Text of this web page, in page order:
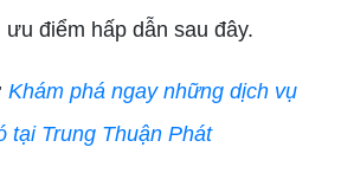
điểm hấp dẫn sau đây.
Khám phá ngay những dịch vụ
tại Trung Thuận Phát